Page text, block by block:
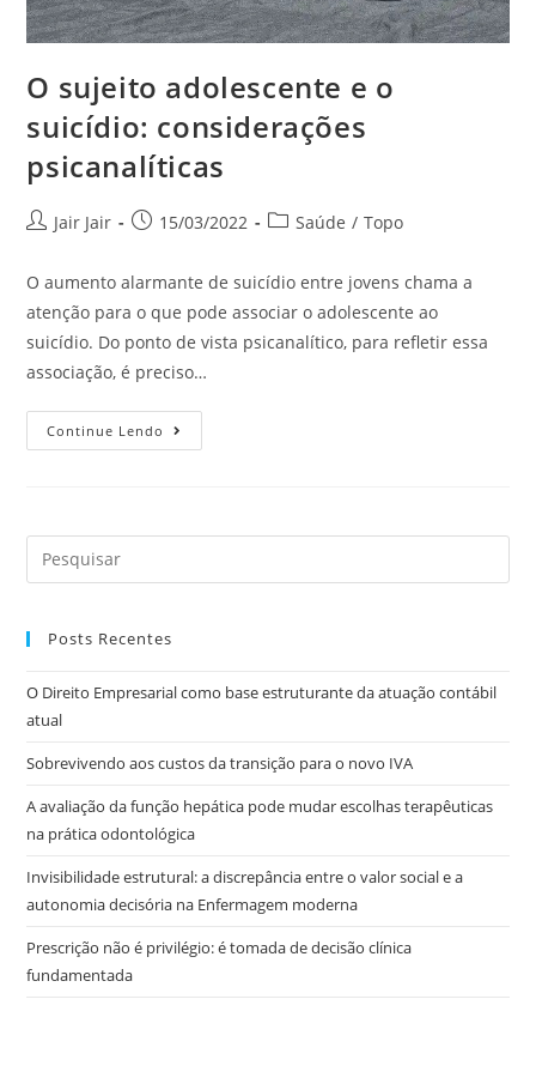
O sujeito adolescente e o
suicídio: considerações
psicanalíticas
Jair Jair 15/03/2022 Saúde / Topo
O aumento alarmante de suicídio entre jovens chama a
atenção para o que pode associar o adolescente ao
suicídio. Do ponto de vista psicanalítico, para refletir essa
associação, é preciso…
Continue Lendo
Posts Recentes
O Direito Empresarial como base estruturante da atuação contábil
atual
Sobrevivendo aos custos da transição para o novo IVA
A avaliação da função hepática pode mudar escolhas terapêuticas
na prática odontológica
Invisibilidade estrutural: a discrepância entre o valor social e a
autonomia decisória na Enfermagem moderna
Prescrição não é privilégio: é tomada de decisão clínica
fundamentada